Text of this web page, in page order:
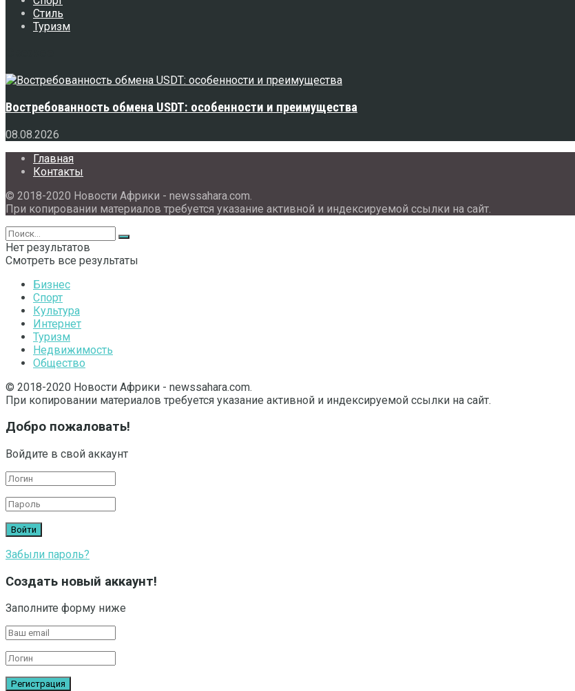
Стиль
Туризм
Востребованность обмена USDT: особенности и преимущества
08.08.2026
Главная
Контакты
© 2018-2020 Новости Африки - newssahara.com.
При копировании материалов требуется указание активной и индексируемой ссылки на сайт.
Нет результатов
Смотреть все результаты
Бизнес
Спорт
Культура
Интернет
Туризм
Недвижимость
Общество
© 2018-2020 Новости Африки - newssahara.com.
При копировании материалов требуется указание активной и индексируемой ссылки на сайт.
Добро пожаловать!
Войдите в свой аккаунт
Забыли пароль?
Создать новый аккаунт!
Заполните форму ниже